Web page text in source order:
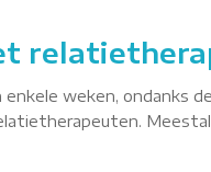
weken, ondanks